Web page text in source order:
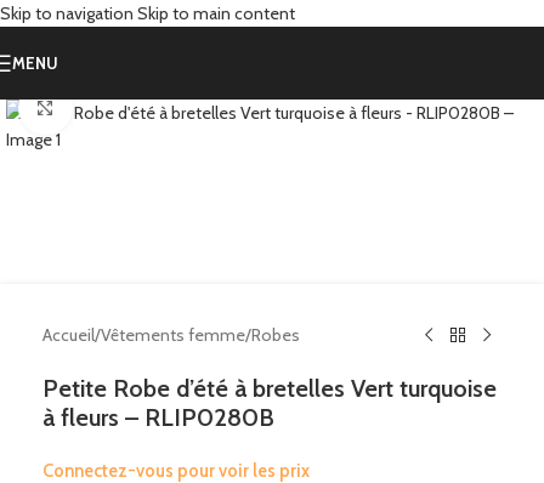
Skip to navigation Skip to main content
MENU
Click to enlarge
Accueil/Vêtements femme/Robes
Petite Robe d’été à bretelles Vert turquoise
à fleurs – RLIP0280B
Connectez-vous pour voir les prix